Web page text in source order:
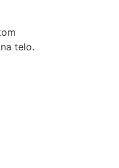
telo.